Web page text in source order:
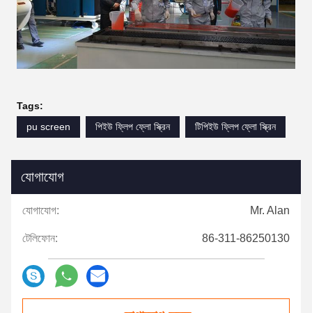
Tags:
pu screen
পিইউ ফ্লিপ ফ্লো স্ক্রিন টিপিইউ ফ্লিপ ফ্লো স্ক্রিন
যোগাযোগ
যোগাযোগ: Mr. Alan
টেলিফোন: 86-311-86250130